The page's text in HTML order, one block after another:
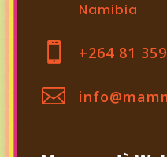
Namibia
 +264 81
